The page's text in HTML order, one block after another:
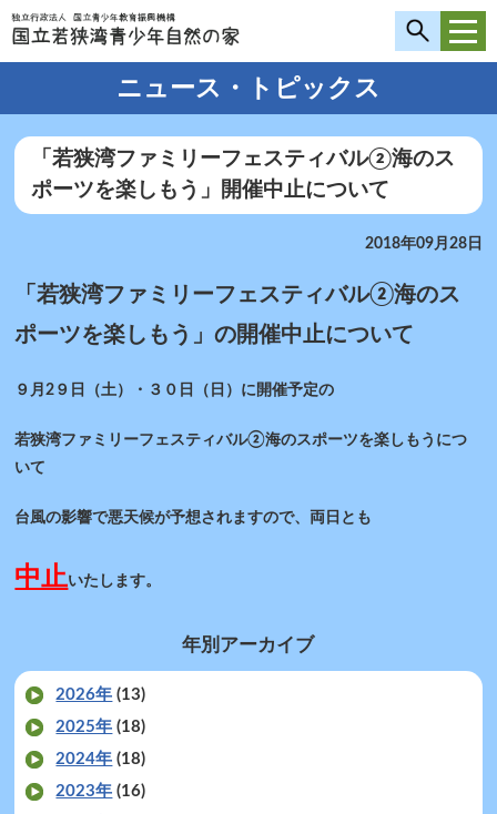
ニュース・トピックス
「若狭湾ファミリーフェスティバル②海のス
ポーツを楽しもう」開催中止について
2018年09月28日
「若狭湾ファミリーフェスティバル②海のス
ポーツを楽しもう」の開催中止について
９月2９日（土）・３０日（日）に開催予定の
若狭湾ファミリーフェスティバル②海のスポーツを楽しもうにつ
いて
台風の影響で悪天候が予想されますので、両日とも
中止いたします。
年別アーカイブ
2026年 (13)
2025年 (18)
2024年 (18)
2023年 (16)